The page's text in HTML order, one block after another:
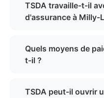
TSDA travaille-t-il
d'assurance à Milly-
Quels moyens de
t-il ?
TSDA peut-il ouvrir